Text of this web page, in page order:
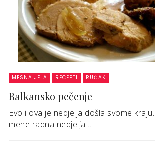
MESNA JELA RECEPTI RUČAK
Balkansko pečenje
Evo i ova je nedjelja došla svome
mene radna nedjelja ...